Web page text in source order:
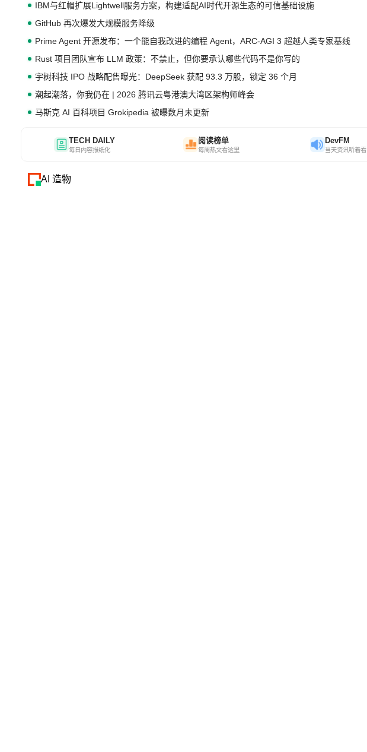
IBM与红帽扩展Lightwell服务方案，构建适配AI时代开源生态的可信基础设施
GitHub 再次爆发大规模服务降级
Prime Agent 开源发布：一个能自我改进的编程 Agent，ARC-AGI 3 超越人类专家基线
Rust 项目团队宣布 LLM 政策：不禁止，但你要承认哪些代码不是你写的
宇树科技 IPO 战略配售曝光：DeepSeek 获配 93.3 万股，锁定 36 个月
潮起潮落，你我仍在 | 2026 腾讯云粤港澳大湾区架构师峰会
马斯克 AI 百科项目 Grokipedia 被曝数月未更新
TECH DAILY
每日内容报纸化
阅读榜单
每周热文看这里
DevFM
当天资讯听着看
AI 造物